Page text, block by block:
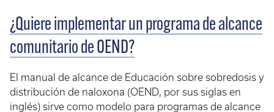
¿Quiere implementar un programa de alcance
comunitario de OEND?
El manual de alcance de Educación sobre sobredosis y
distribución de naloxona (OEND, por sus siglas en
inglés) sirve como modelo para programas de alcance